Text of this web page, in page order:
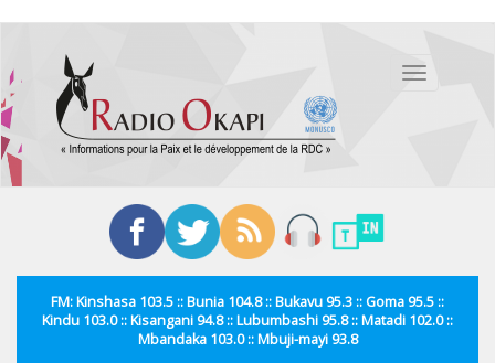
contenu
principal
Toggle
FM: Kinshasa 103.5 :: Bunia 104.8 :: Bukavu 95.3 :: Goma 95.5 ::
Kindu 103.0 :: Kisangani 94.8 :: Lubumbashi 95.8 :: Matadi 102.0 ::
Mbandaka 103.0 :: Mbuji-mayi 93.8